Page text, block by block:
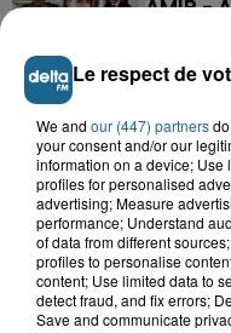
AMIR -
LES TITRES
TUBES
Le respect de
We and our (447) partners
your consent and/or our
information on a device; Use
profiles for personalised
advertising; Measure
performance; Understand
of data from different
profiles to personalise
content; Use limited data to
detect fraud, and fix errors;
Save and communicate